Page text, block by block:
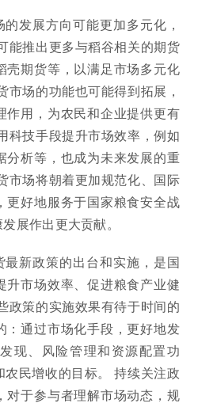
发展方向可能更加多元化，
能推出更多与稻谷相关的期货
壳期货等，以满足市场多元化
市场的功能也可能得到拓展，
作用，为农民和企业提供更有
科技手段提升市场效率，例如
分析等，也成为未来发展的重
市场将朝着更加规范化、国际
更好地服务于国家粮食安全战
展作出更大贡献。
新政策的出台和实施，是国
升市场效率、促进粮食产业健
政策的实施效果有待于时间的
：通过市场化手段，更好地发
现、风险管理和资源配置功
民增收的目标。 持续关注政
对于参与者理解市场动态，规